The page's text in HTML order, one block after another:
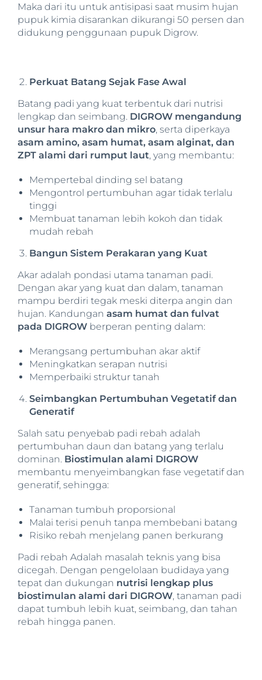
Maka dari itu untuk antisipasi saat musim hujan
pupuk kimia disarankan dikurangi 50 persen dan
didukung penggunaan pupuk Digrow.
Perkuat Batang Sejak Fase Awal
Batang padi yang kuat terbentuk dari nutrisi
lengkap dan seimbang. DIGROW mengandung
unsur hara makro dan mikro, serta diperkaya
asam amino, asam humat, asam alginat, dan
ZPT alami dari rumput laut, yang membantu:
Mempertebal dinding sel batang
Mengontrol pertumbuhan agar tidak terlalu
tinggi
Membuat tanaman lebih kokoh dan tidak
mudah rebah
Bangun Sistem Perakaran yang Kuat
Akar adalah pondasi utama tanaman padi.
Dengan akar yang kuat dan dalam, tanaman
mampu berdiri tegak meski diterpa angin dan
hujan. Kandungan asam humat dan fulvat
pada DIGROW berperan penting dalam:
Merangsang pertumbuhan akar aktif
Meningkatkan serapan nutrisi
Memperbaiki struktur tanah
Seimbangkan Pertumbuhan Vegetatif dan
Generatif
Salah satu penyebab padi rebah adalah
pertumbuhan daun dan batang yang terlalu
dominan. Biostimulan alami DIGROW
membantu menyeimbangkan fase vegetatif dan
generatif, sehingga:
Tanaman tumbuh proporsional
Malai terisi penuh tanpa membebani batang
Risiko rebah menjelang panen berkurang
Padi rebah Adalah masalah teknis yang bisa
dicegah. Dengan pengelolaan budidaya yang
tepat dan dukungan nutrisi lengkap plus
biostimulan alami dari DIGROW, tanaman padi
dapat tumbuh lebih kuat, seimbang, dan tahan
rebah hingga panen.